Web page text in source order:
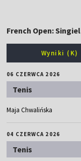
French Open: Singiel
Wyniki (K)
06 CZERWCA 2026
Tenis
Maja Chwalińska
04 CZERWCA 2026
Tenis